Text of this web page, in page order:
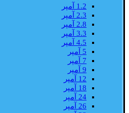
1.2 آمپر
2.3 آمپر
2.8 آمپر
3.3 آمپر
4.5 آمپر
5 آمپر
7 آمپر
9 آمپر
12 آمپر
18 آمپر
24 آمپر
26 آمپر